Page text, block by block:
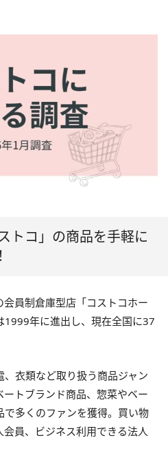
トコ」の商品を手軽に
員制倉庫型店「コストコホー
1999年に進出し、現在全国に37
衣類など取り扱う商品ジャン
トブランド商品、惣菜やベー
多くのファンを獲得。買い物
員、ビジネス利用できる法人